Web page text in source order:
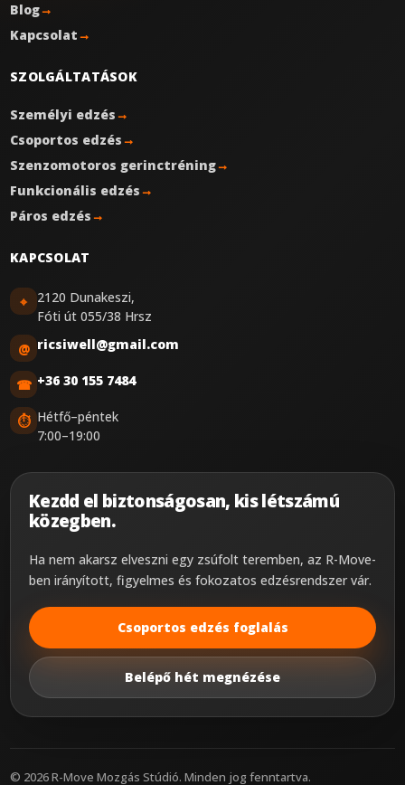
Blog→
Kapcsolat→
SZOLGÁLTATÁSOK
Személyi edzés→
Csoportos edzés→
Szenzomotoros gerinctréning→
Funkcionális edzés→
Páros edzés→
KAPCSOLAT
⌖
2120 Dunakeszi,
Fóti út 055/38 Hrsz
@ ricsiwell@gmail.com
☎ +36 30 155 7484
⏱ Hétfő–péntek
7:00–19:00
Kezdd el biztonságosan, kis létszámú
közegben.
Ha nem akarsz elveszni egy zsúfolt teremben, az R-Move-
ben irányított, figyelmes és fokozatos edzésrendszer vár.
Csoportos edzés foglalás
Belépő hét megnézése
© 2026R-Move Mozgás Stúdió. Minden jog fenntartva.